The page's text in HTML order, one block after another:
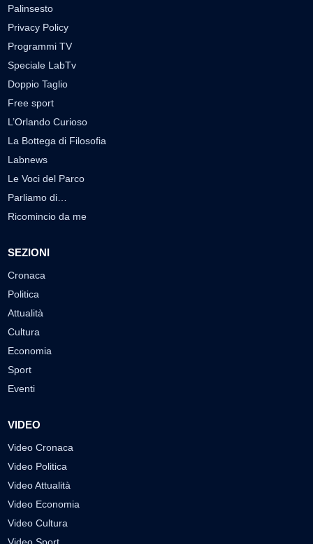
Palinsesto
Privacy Policy
Programmi TV
Speciale LabTv
Doppio Taglio
Free sport
L’Orlando Curioso
La Bottega di Filosofia
Labnews
Le Voci del Parco
Parliamo di…
Ricomincio da me
SEZIONI
Cronaca
Politica
Attualità
Cultura
Economia
Sport
Eventi
VIDEO
Video Cronaca
Video Politica
Video Attualità
Video Economia
Video Cultura